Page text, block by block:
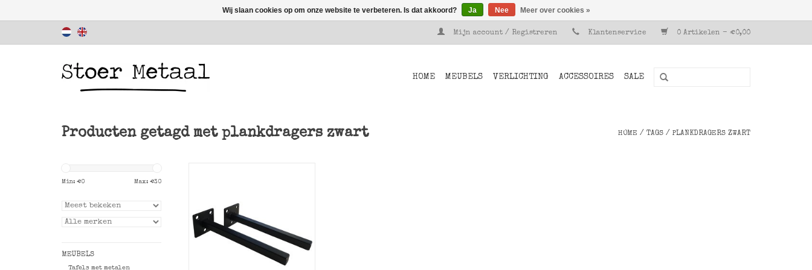
Mijn account / Registreren Klantenservice 0 Artikelen - €0,00
HOME MEUBELS VERLICHTING ACCESSOIRES SALE
Producten getagd met plankdragers zwart HOME / TAGS / PLANKDRAGERS ZWART
Min: €0 Max: €30
MEUBELS
Tafels met metalen
TOEVOEGEN AAN WINKELWAGEN
Wij slaan cookies op om onze website te verbeteren. Is dat akkoord? Ja Nee Meer over cookies »